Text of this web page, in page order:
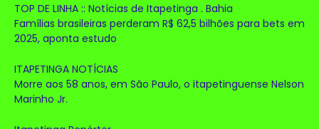
TOP DE LINHA :: Notícias de Itapetinga . Bahia
Famílias brasileiras perderam R$ 62,5 bilhões para bets em
2025, aponta estudo
ITAPETINGA NOTÍCIAS
Morre aos 58 anos, em São Paulo, o itapetinguense Nelson
Marinho Jr.